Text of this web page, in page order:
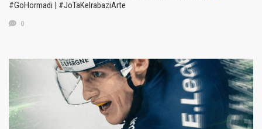
#GoHormadi | #JoTaKeIrabaziArte
0